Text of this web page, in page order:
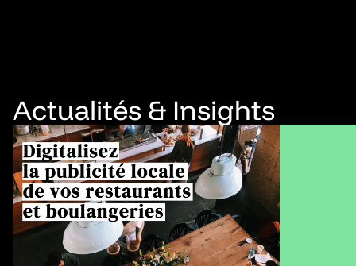
Actualités & Insights